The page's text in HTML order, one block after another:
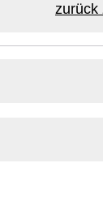
zurück